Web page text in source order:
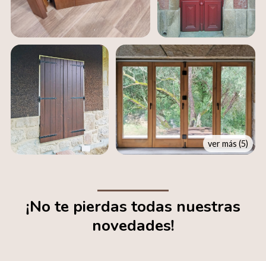
ver más (5)
¡No te pierdas todas nuestras
novedades!